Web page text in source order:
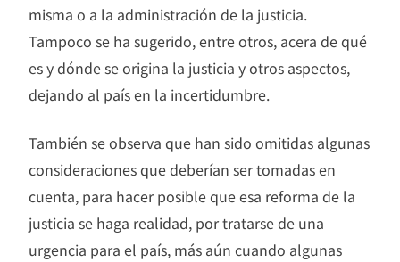
misma o a la administración de la justicia.
Tampoco se ha sugerido, entre otros, acera de qué
es y dónde se origina la justicia y otros aspectos,
dejando al país en la incertidumbre.
También se observa que han sido omitidas algunas
consideraciones que deberían ser tomadas en
cuenta, para hacer posible que esa reforma de la
justicia se haga realidad, por tratarse de una
urgencia para el país, más aún cuando algunas